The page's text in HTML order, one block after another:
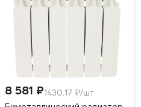
8 581 ₽1430.17 ₽/шт